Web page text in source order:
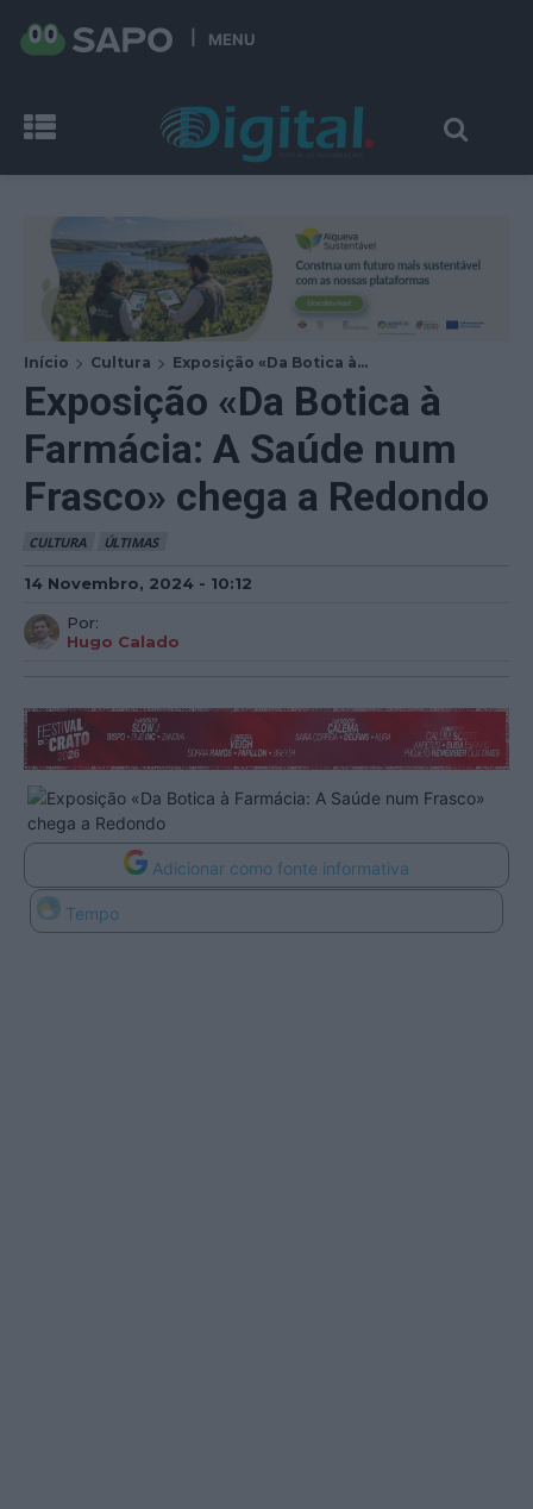
MENU
Início Cultura Exposição «Da Botica à...
Exposição «Da Botica à
Farmácia: A Saúde num
Frasco» chega a Redondo
CULTURA ÚLTIMAS
14 Novembro, 2024 - 10:12
Por:
Hugo Calado
Adicionar como fonte informativa
Tempo